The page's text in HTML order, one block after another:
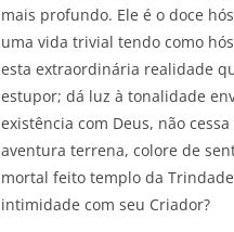
mais profundo. Ele é o doce
uma vida trivial tendo como
esta extraordinária realidade
estupor; dá luz à tonalidade
existência com Deus, não
aventura terrena, colore de
mortal feito templo da
intimidade com seu Criador?